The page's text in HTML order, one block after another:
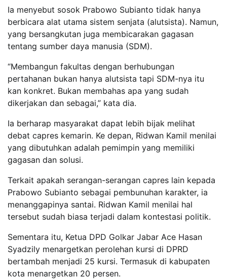
Ia menyebut sosok Prabowo Subianto tidak hanya
berbicara alat utama sistem senjata (alutsista). Namun,
yang bersangkutan juga membicarakan gagasan
tentang sumber daya manusia (SDM).
“Membangun fakultas dengan berhubungan
pertahanan bukan hanya alutsista tapi SDM-nya itu
kan konkret. Bukan membahas apa yang sudah
dikerjakan dan sebagai,” kata dia.
Ia berharap masyarakat dapat lebih bijak melihat
debat capres kemarin. Ke depan, Ridwan Kamil menilai
yang dibutuhkan adalah pemimpin yang memiliki
gagasan dan solusi.
Terkait apakah serangan-serangan capres lain kepada
Prabowo Subianto sebagai pembunuhan karakter, ia
menanggapinya santai. Ridwan Kamil menilai hal
tersebut sudah biasa terjadi dalam kontestasi politik.
Sementara itu, Ketua DPD Golkar Jabar Ace Hasan
Syadzily menargetkan perolehan kursi di DPRD
bertambah menjadi 25 kursi. Termasuk di kabupaten
kota menargetkan 20 persen.